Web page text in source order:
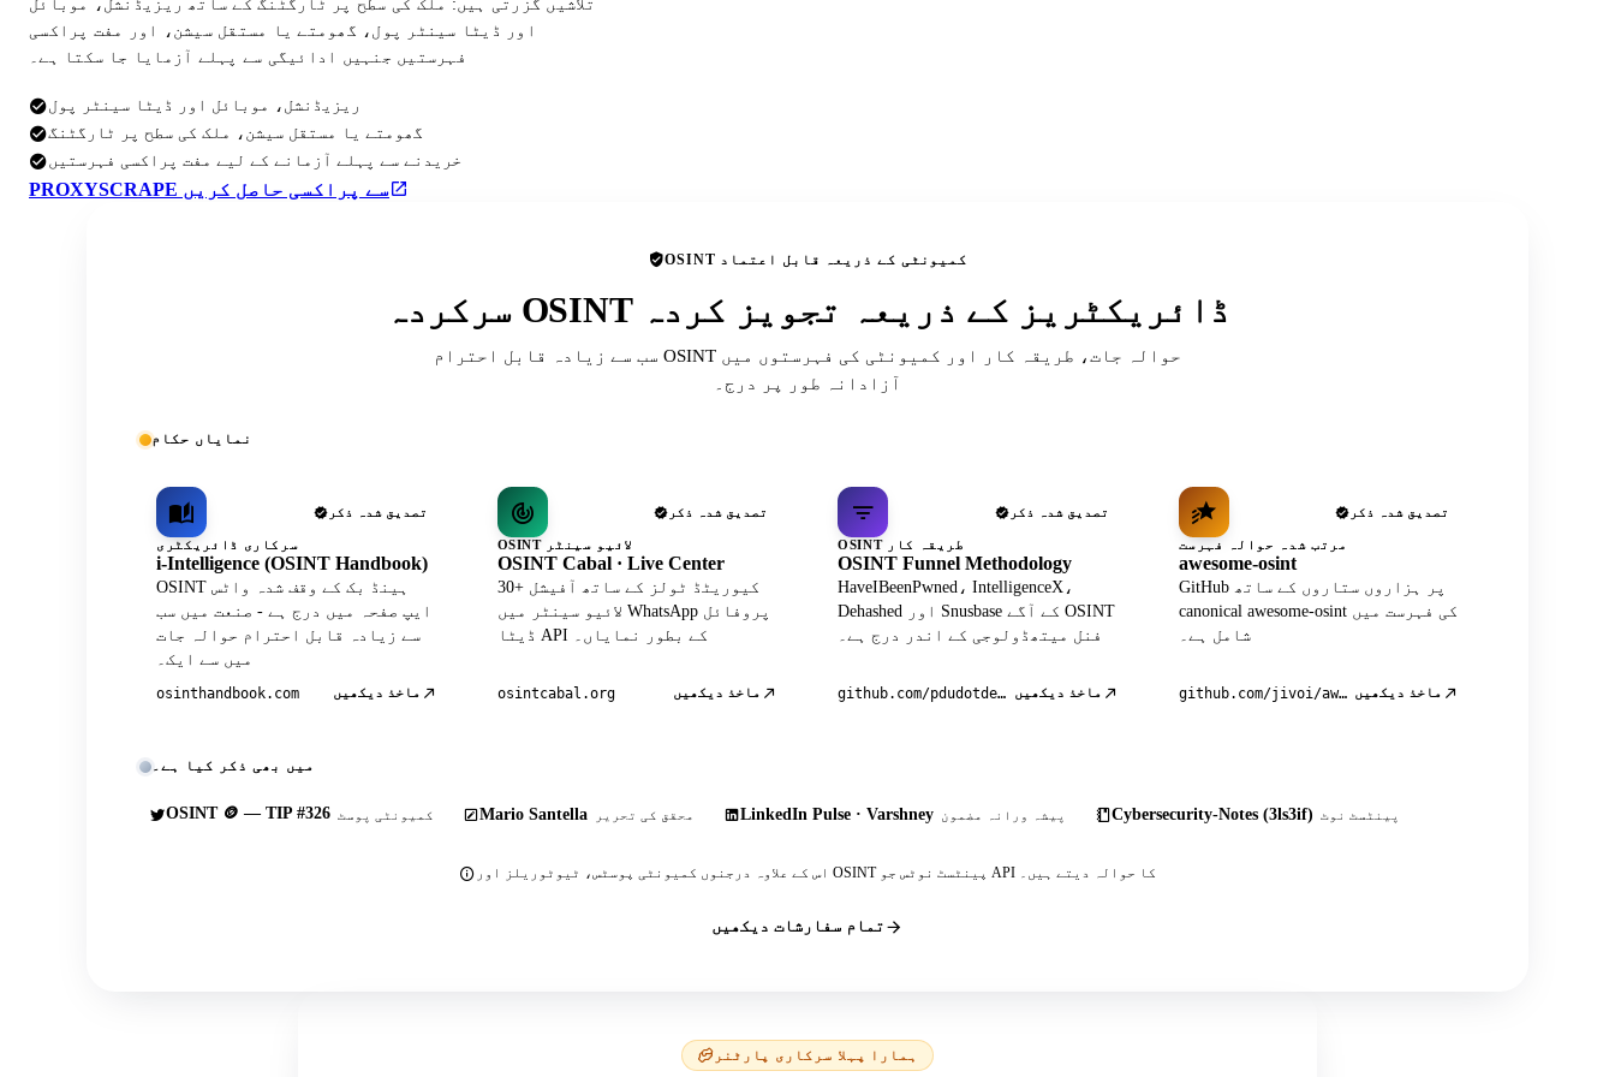
تلاشیں گزرتی ہیں: ملک کی سطح پر ٹارگٹنگ کے ساتھ ریزیڈنشل، موبائل
اور ڈیٹا سینٹر پول، گھومتے یا مستقل سیشن، اور مفت پراکسی
فہرستیں جنہیں ادائیگی سے پہلے آزمایا جا سکتا ہے۔
ریزیڈنشل، موبائل اور ڈیٹا سینٹر پول
گھومتے یا مستقل سیشن، ملک کی سطح پر ٹارگٹنگ
خریدنے سے پہلے آزمانے کے لیے مفت پراکسی فہرستیں
PROXYSCRAPE سے پراکسی حاصل کریں
OSINT کمیونٹی کے ذریعہ قابل اعتماد
سرکردہ OSINT ڈائریکٹریز کے ذریعہ تجویز کردہ
سب سے زیادہ قابل احترام OSINT حوالہ جات، طریقہ کار اور کمیونٹی کی فہرستوں میں
آزادانہ طور پر درج۔
نمایاں حکام
تصدیق شدہ ذکر
سرکاری ڈائریکٹری
i-Intelligence (OSINT Handbook)
OSINT ہینڈ بک کے وقف شدہ واٹس
ایپ صفحہ میں درج ہے - صنعت میں سب
سے زیادہ قابل احترام حوالہ جات
میں سے ایک۔
osinthandbook.com ماخذ دیکھیں
تصدیق شدہ ذکر
OSINT لائیو سینٹر
OSINT Cabal · Live Center
30+ کیوریٹڈ ٹولز کے ساتھ آفیشل
لائیو سینٹر میں WhatsApp پروفائل
ڈیٹا API کے بطور نمایاں۔
osintcabal.org ماخذ دیکھیں
تصدیق شدہ ذکر
OSINT طریقہ کار
OSINT Funnel Methodology
HaveIBeenPwned، IntelligenceX،
Dehashed اور Snusbase کے آگے OSINT
فنل میتھڈولوجی کے اندر درج ہے۔
github.com/pdudotdev/ofm ماخذ دیکھیں
تصدیق شدہ ذکر
مرتب شدہ حوالہ فہرست
awesome-osint
GitHub پر ہزاروں ستاروں کے ساتھ
canonical awesome-osint کی فہرست میں
شامل ہے۔
github.com/jivoi/awesome-osint ماخذ دیکھیں
میں بھی ذکر کیا ہے۔
OSINT 🪙 — TIP #326 کمیونٹی پوسٹ Mario Santella محقق کی تحریر LinkedIn Pulse · Varshney پیشہ ورانہ مضمون Cybersecurity-Notes (3ls3if) پینٹسٹ نوٹ
اس کے علاوہ درجنوں کمیونٹی پوسٹس، ٹیوٹوریلز اور OSINT پینٹسٹ نوٹس جو API کا حوالہ دیتے ہیں۔
تمام سفارشات دیکھیں
ہمارا پہلا سرکاری پارٹنر